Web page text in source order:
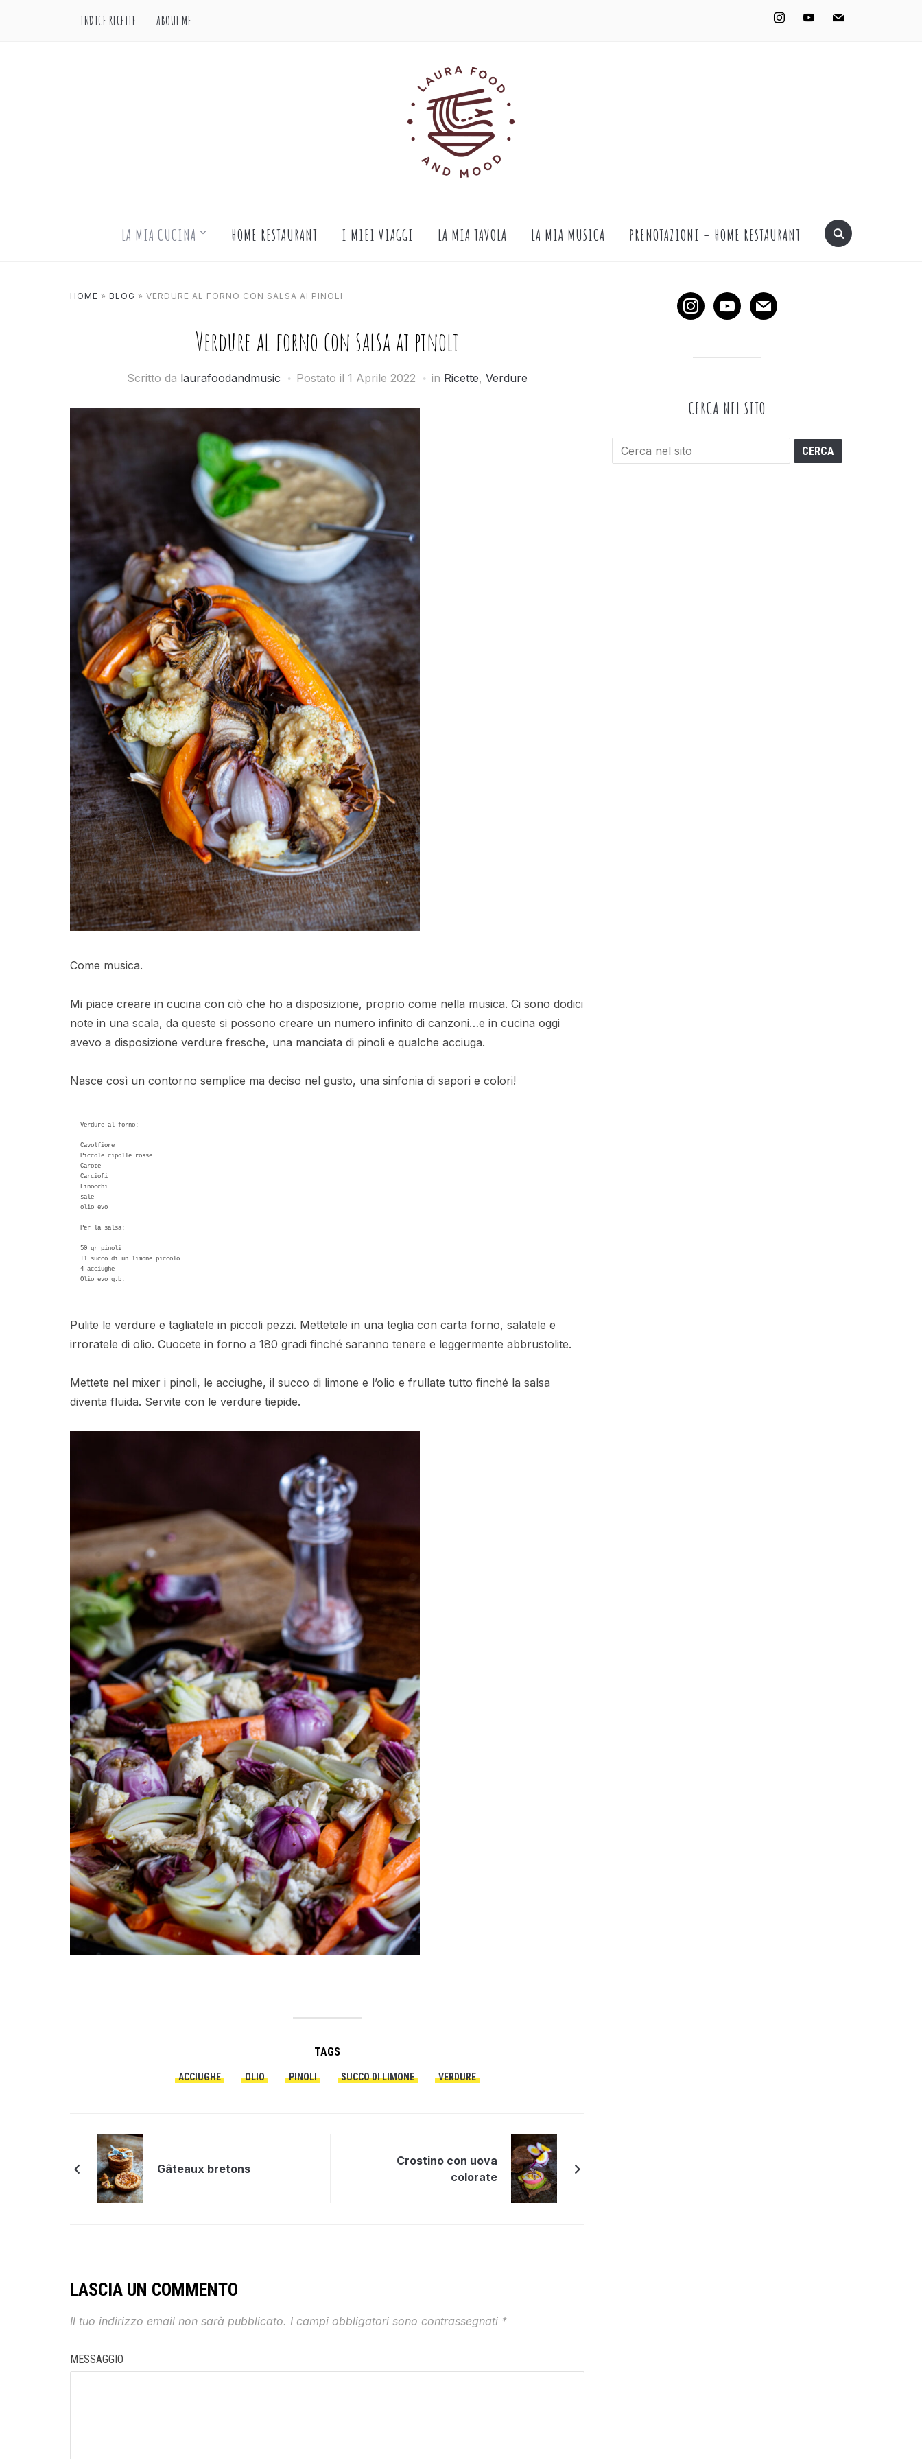
instagramyoutube mail
INDICE RICETTE ABOUT ME
LA MIA CUCINA HOME RESTAURANT I MIEI VIAGGI LA MIA TAVOLA LA MIA MUSICA PRENOTAZIONI – HOME RESTAURANT
HOME » BLOG » VERDURE AL FORNO CON SALSA AI PINOLI
Verdure al forno con salsa ai pinoli
Scritto da laurafoodandmusic Postato il 1 Aprile 2022 in Ricette, Verdure
Come musica.
Mi piace creare in cucina con ciò che ho a disposizione, proprio come nella musica. Ci sono dodici
note in una scala, da queste si possono creare un numero infinito di canzoni…e in cucina oggi
avevo a disposizione verdure fresche, una manciata di pinoli e qualche acciuga.
Nasce così un contorno semplice ma deciso nel gusto, una sinfonia di sapori e colori!
Verdure al forno:
Cavolfiore
Piccole cipolle rosse
Carote
Carciofi
Finocchi
sale
olio evo
Per la salsa:
50 gr pinoli
Il succo di un limone piccolo
4 acciughe
Olio evo q.b.
Pulite le verdure e tagliatele in piccoli pezzi. Mettetele in una teglia con carta forno, salatele e
irroratele di olio. Cuocete in forno a 180 gradi finché saranno tenere e leggermente abbrustolite.
Mettete nel mixer i pinoli, le acciughe, il succo di limone e l’olio e frullate tutto finché la salsa
diventa fluida. Servite con le verdure tiepide.
TAGS
ACCIUGHE OLIO PINOLI SUCCO DI LIMONE VERDURE
Gâteaux bretons
Crostino con uova
colorate
LASCIA UN COMMENTO
Il tuo indirizzo email non sarà pubblicato. I campi obbligatori sono contrassegnati *
MESSAGGIO
instagramyoutubemail
CERCA NEL SITO